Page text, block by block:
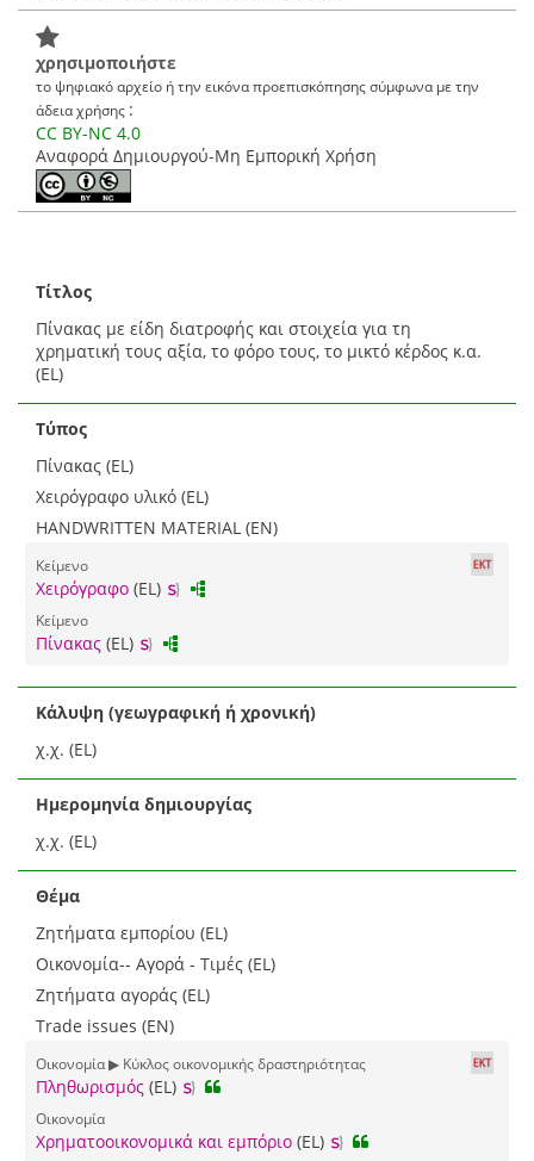
χρησιμοποιήστε
το ψηφιακό αρχείο ή την εικόνα προεπισκόπησης σύμφωνα με την
άδεια χρήσης :
CC BY-NC 4.0
Αναφορά Δημιουργού-Μη Εμπορική Χρήση
Τίτλος
Πίνακας με είδη διατροφής και στοιχεία για τη
χρηματική τους αξία, το φόρο τους, το μικτό κέρδος κ.α.
(EL)
Τύπος
Πίνακας (EL)
Χειρόγραφο υλικό (EL)
HANDWRITTEN MATERIAL (EN)
Κείμενο
Χειρόγραφο (EL)
Κείμενο
Πίνακας (EL)
Κάλυψη (γεωγραφική ή χρονική)
χ.χ. (EL)
Ημερομηνία δημιουργίας
χ.χ. (EL)
Θέμα
Ζητήματα εμπορίου (EL)
Οικονομία-- Αγορά - Τιμές (EL)
Ζητήματα αγοράς (EL)
Trade issues (EN)
Οικονομία ▶ Kύκλος οικονομικής δραστηριότητας
Πληθωρισμός (EL)
Οικονομία
Χρηματοοικονομικά και εμπόριο (EL)